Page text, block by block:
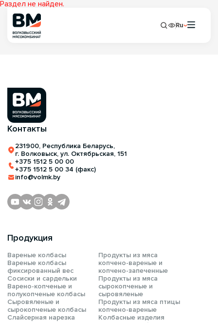
Ru
Раздел не найден.
Продукция
Вареные колбасы
Вареные колбасы
фиксированный вес
Сосиски и сардельки
Варено-копченые и
полукопченые колбасы
Сыровяленые и
сырокопченые колбасы
Слайсерная нарезка
Продукты из мяса
копчено-вареные и
копчено-запеченные
Продукты из мяса
сырокопченые и
сыровяленые
Продукты из мяса птицы
копчено-вареные
Колбасные изделия
Контакты
231900, Республика Беларусь,
г. Волковыск, ул. Октябрьская, 151
+375 1512 5 00 00
+375 1512 5 00 34 (факс)
info@volmk.by